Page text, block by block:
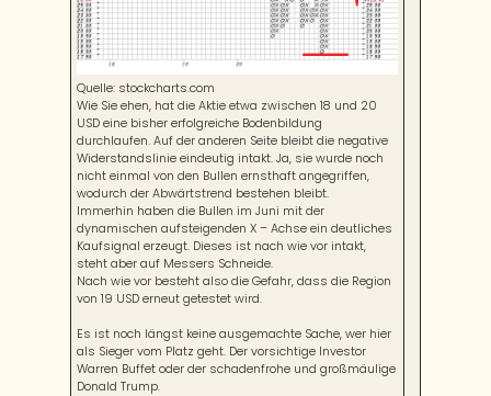
Quelle: stockcharts.com
Wie Sie ehen, hat die Aktie etwa zwischen 18 und 20
USD eine bisher erfolgreiche Bodenbildung
durchlaufen. Auf der anderen Seite bleibt die negative
Widerstandslinie eindeutig intakt. Ja, sie wurde noch
nicht einmal von den Bullen ernsthaft angegriffen,
wodurch der Abwärtstrend bestehen bleibt.
Immerhin haben die Bullen im Juni mit der
dynamischen aufsteigenden X – Achse ein deutliches
Kaufsignal erzeugt. Dieses ist nach wie vor intakt,
steht aber auf Messers Schneide.
Nach wie vor besteht also die Gefahr, dass die Region
von 19 USD erneut getestet wird.
Es ist noch längst keine ausgemachte Sache, wer hier
als Sieger vom Platz geht. Der vorsichtige Investor
Warren Buffet oder der schadenfrohe und großmäulige
Donald Trump.